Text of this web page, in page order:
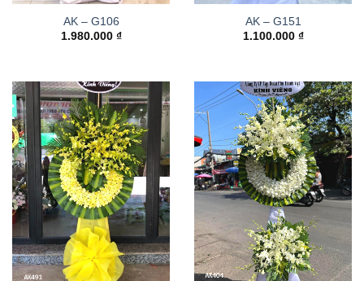
AK – G106
1.980.000 ₫
AK – G151
1.100.000 ₫